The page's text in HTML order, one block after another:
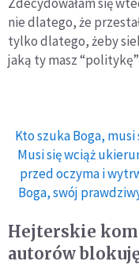
nie dlatego, że
tylko dlatego, żeby
jaką ty masz
Kto szuka Boga,
Musi się wciąż
przed oczyma i
Boga, swój
Hejterskie
autorów